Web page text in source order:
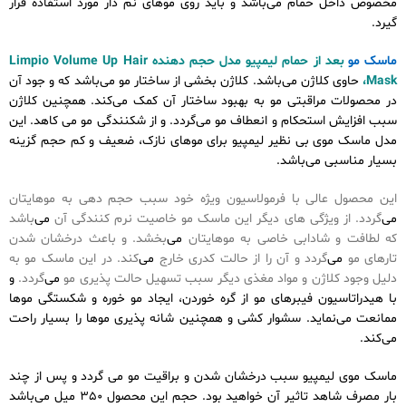
گیرد.
ماسک مو
بعد از حمام لیمپیو مدل حجم دهنده Limpio Volume Up Hair
Mask، حاوی کلاژن می‌باشد. کلاژن بخشی از ساختار مو می‌باشد که و جود آن
در محصولات مراقبتی مو به بهبود ساختار آن کمک می‌کند. همچنین کلاژن
سبب افزایش استحکام و انعطاف مو می‌گردد. و از شکنندگی مو می کاهد. این
مدل ماسک موی بی نظیر لیمپیو برای موهای نازک، ضعیف و کم حجم گزینه
بسیار مناسبی می‌باشد.
این محصول عالی با فرمولاسیون ویژه خود سبب حجم دهی به موهایتان
می‌گردد. از ویژگی های دیگر این ماسک مو خاصیت نرم کنندگی آن می‌باشد
که لطافت و شادابی خاصی به موهایتان می‌بخشد. و باعث درخشان شدن
تارهای مو می‌گردد و آن را از حالت کدری خارج می‌کند. در این ماسک مو به
دلیل وجود کلاژن و مواد مغذی دیگر سبب تسهیل حالت پذیری مو می‌گردد. و
با هیدراتاسیون فیبرهای مو از گره خوردن، ایجاد مو خوره و شکستگی موها
ممانعت می‌نماید. سشوار کشی و همچنین شانه پذیری موها را بسیار راحت
می‌کند.
ماسک موی لیمپیو سبب درخشان شدن و براقیت مو می گردد و پس از چند
بار مصرف شاهد تاثیر آن خواهید بود. حجم این محصول 350 میل می‌باشد